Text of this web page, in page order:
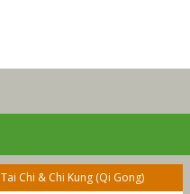
Tai Chi & Chi Kung (Qi Gong)